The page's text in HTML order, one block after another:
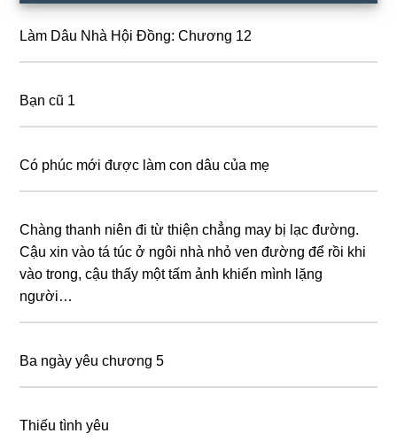
Sidebar
Làm Dâu Nhà Hội Đồng: Chương 12
Bạn cũ 1
Có phúc mới được làm con dâu của mẹ
Chàng thanh niên đi từ thiện chẳng may bị lạc đường.
Cậu xin vào tá túc ở ngôi nhà nhỏ ven đường để rồi khi
vào trong, cậu thấy một tấm ảnh khiến mình lặng
người…
Ba ngày yêu chương 5
Thiếu tình yêu